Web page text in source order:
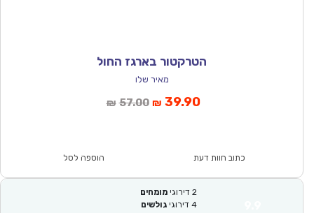
הטרקטור בארגז החול
מאיר שלו
₪ 57.00המחיר
₪57.00.
₪ 39.90
כתוב חוות דעת הוספה לסל
דירוגימומחים
דירוגיגולשים